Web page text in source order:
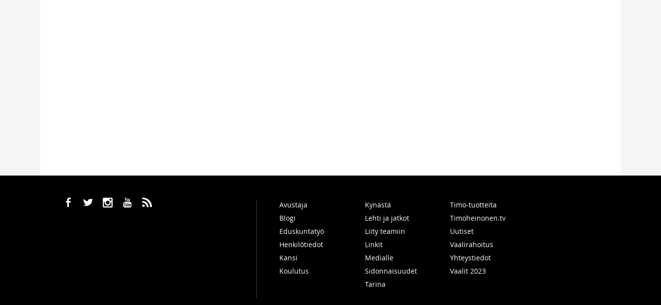
b a x r ,
Avustaja
Blogi
Eduskuntatyö
Henkilötiedot
Kansi
Koulutus
Kynästä
Lehti ja jatkot
Liity teamiin
Linkit
Medialle
Sidonnaisuudet
Tarina
Timo-tuotteita
Timoheinonen.tv
Uutiset
Vaalirahoitus
Yhteystiedot
Vaalit 2023